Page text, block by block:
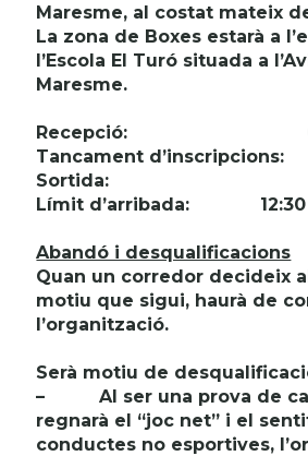
Maresme, al costat mateix
La zona de Boxes estarà a
l’Escola El Turó situada a
Maresme.
Recepció:
Tancament d’inscripcions:
Sortida: 10:30
Límit d’arribada: 12:30
Abandó i desqualificacions
Quan un corredor decideix
motiu que sigui, haurà de
l’organització.
Serà motiu de
–
Al ser una prova de
regnarà el “joc net” i el
conductes no esportives,